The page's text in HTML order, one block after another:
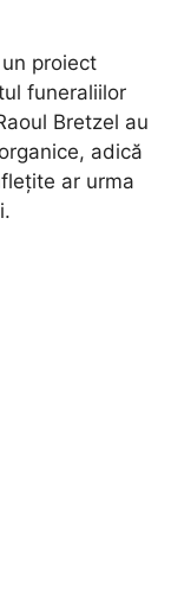
proiect
funeraliilor
Bretzel au
adică
ar urma